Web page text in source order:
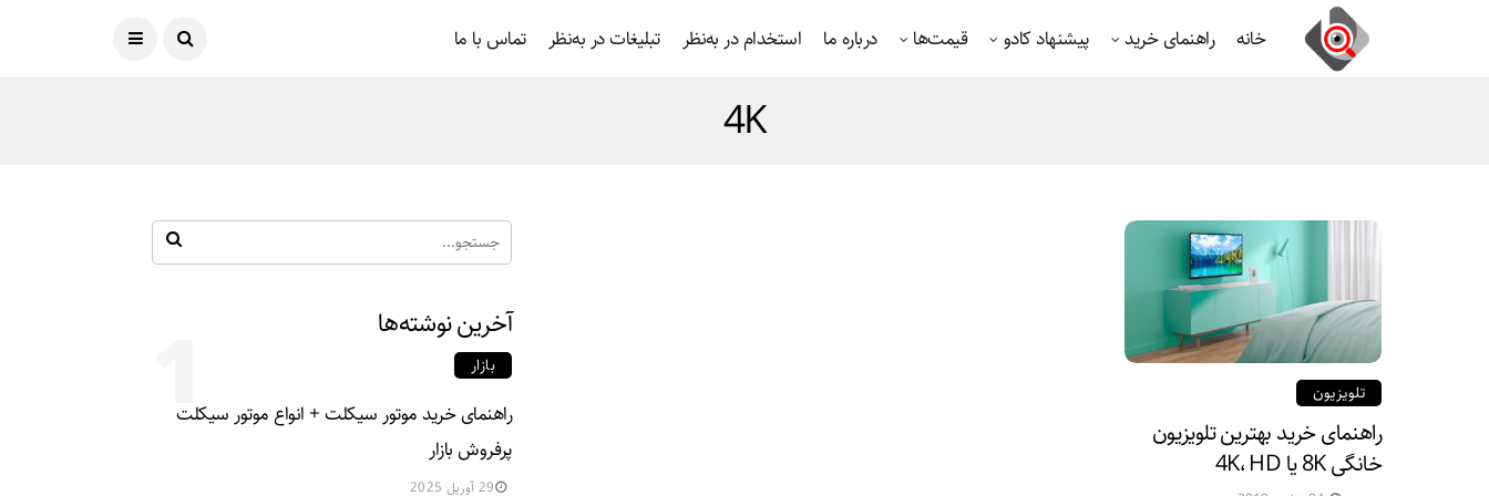
خانه راهنمای خرید پیشنهاد کادو قیمت‌ها درباره ما استخدام در به‌نظر تبلیغات در به‌نظر تماس با ما
4K
تلویزیون
راهنمای خرید بهترین تلویزیون
خانگی 8K یا 4K، HD
آخرین نوشته‌ها 1 بازار
راهنمای خرید موتور سیکلت + انواع موتور سیکلت
پرفروش بازار
29 آوریل 2025